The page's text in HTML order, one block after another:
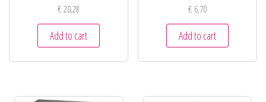
€20,28
Add to cart
€ 6,70
Add to cart